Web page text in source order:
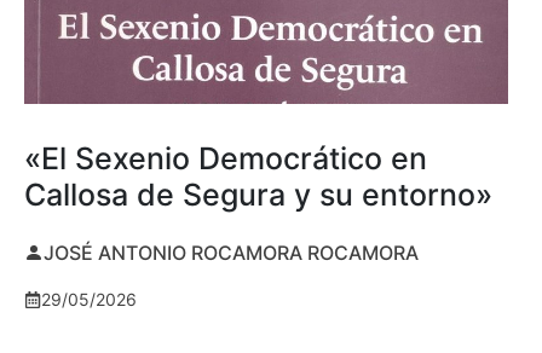
«El Sexenio Democrático en
Callosa de Segura y su entorno»
JOSÉ ANTONIO ROCAMORA ROCAMORA
29/05/2026